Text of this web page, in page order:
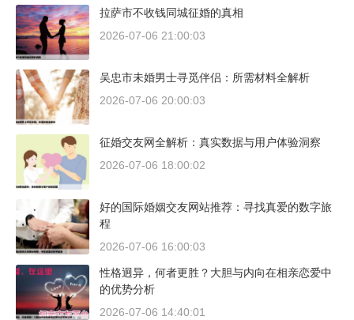
拉萨市不收钱同城征婚的真相
2026-07-06 21:00:03
吴忠市未婚男士寻觅伴侣：所需材料全解析
2026-07-06 20:00:03
征婚交友网全解析：真实数据与用户体验洞察
2026-07-06 18:00:02
好的国际婚姻交友网站推荐：寻找真爱的数字旅
程
2026-07-06 16:00:03
性格迥异，何者更胜？大胆与内向在相亲恋爱中
的优势分析
2026-07-06 14:40:01